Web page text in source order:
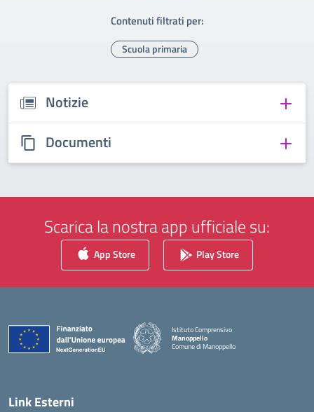
Contenuti filtrati per:
Scuola primaria
Notizie
Documenti
Scarica la nostra app ufficiale su:
App Store Play Store
Istituto Comprensivo
Manoppello
Comune di Manoppello
— Visita la pagina iniziale della scuola
Link Esterni